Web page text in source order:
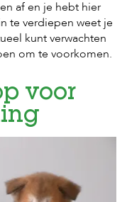
af en je hebt hier
te verdiepen weet je
kunt verwachten
om te voorkomen.
voor